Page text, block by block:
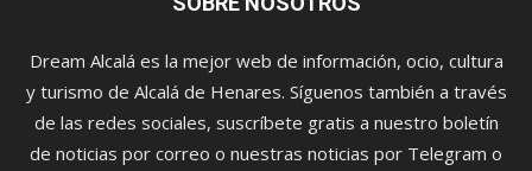
Dream Alcalá es la mejor web de información, ocio, cultura
y turismo de Alcalá de Henares. Síguenos también a través
de las redes sociales, suscríbete gratis a nuestro boletín
de noticias por correo o nuestras noticias por Telegram o